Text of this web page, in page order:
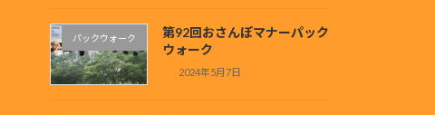
パックウォーク
第92回おさんぽマナーパック
ウォーク
2024年5月7日